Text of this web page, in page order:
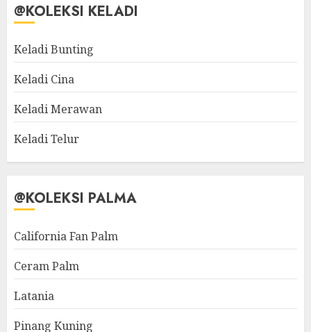
@KOLEKSI KELADI
Keladi Bunting
Keladi Cina
Keladi Merawan
Keladi Telur
@KOLEKSI PALMA
California Fan Palm
Ceram Palm
Latania
Pinang Kuning